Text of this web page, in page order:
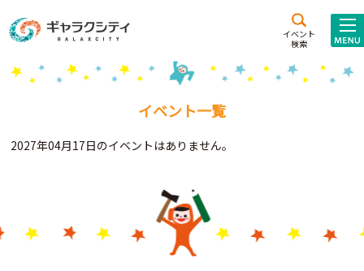
イベント
検索
施設案内
こども
西新井
施設･
Gがくえん
イベント一覧
2027年04月17日のイベントはありません。